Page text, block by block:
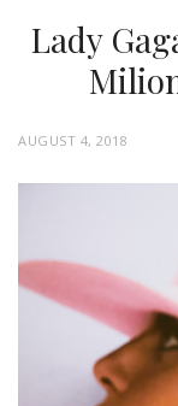
Lady
P
E
D
AUGUST 4, 2018